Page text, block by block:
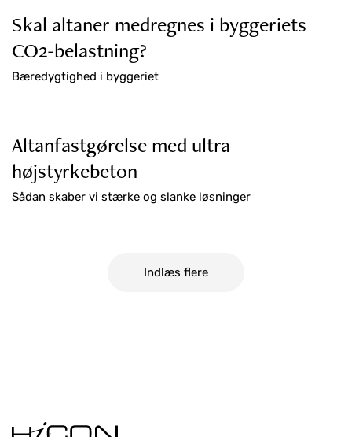
Skal altaner medregnes i byggeriets
CO2-belastning?
Bæredygtighed i byggeriet
Altanfastgørelse med ultra
højstyrkebeton
Sådan skaber vi stærke og slanke løsninger
Indlæs flere